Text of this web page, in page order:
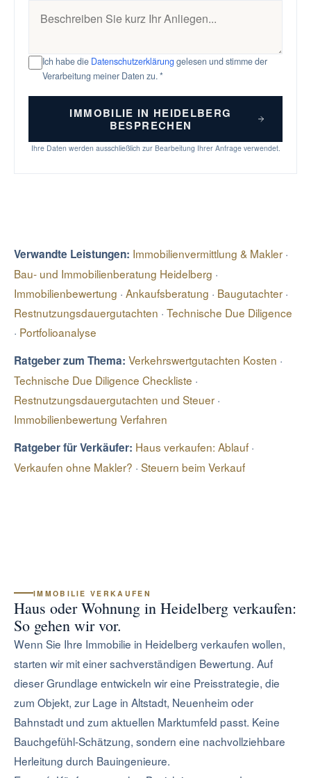
Ich habe die Datenschutzerklärung gelesen und stimme der
Verarbeitung meiner Daten zu. *
IMMOBILIE IN HEIDELBERG
BESPRECHEN
Ihre Daten werden ausschließlich zur Bearbeitung Ihrer Anfrage verwendet.
Verwandte Leistungen: Immobilienvermittlung & Makler ·
Bau- und Immobilienberatung Heidelberg ·
Immobilienbewertung · Ankaufsberatung · Baugutachter ·
Restnutzungsdauergutachten · Technische Due Diligence
· Portfolioanalyse
Ratgeber zum Thema: Verkehrswertgutachten Kosten ·
Technische Due Diligence Checkliste ·
Restnutzungsdauergutachten und Steuer ·
Immobilienbewertung Verfahren
Ratgeber für Verkäufer: Haus verkaufen: Ablauf ·
Verkaufen ohne Makler? · Steuern beim Verkauf
IMMOBILIE VERKAUFEN
Haus oder Wohnung in Heidelberg verkaufen:
So gehen wir vor.
Wenn Sie Ihre Immobilie in Heidelberg verkaufen wollen,
starten wir mit einer sachverständigen Bewertung. Auf
dieser Grundlage entwickeln wir eine Preisstrategie, die
zum Objekt, zur Lage in Altstadt, Neuenheim oder
Bahnstadt und zum aktuellen Marktumfeld passt. Keine
Bauchgefühl-Schätzung, sondern eine nachvollziehbare
Herleitung durch Bauingenieure.